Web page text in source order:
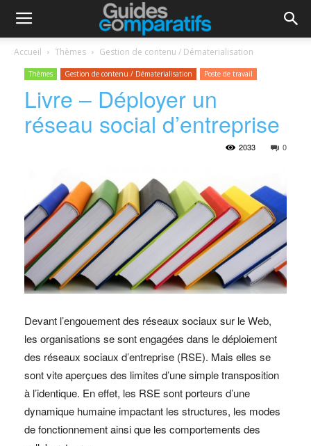
Accueil Thèmes Gestion de contenu / Dématerialisation
Thèmes Gestion de contenu / Dématerialisation Poste de travail
Livre – Déployer un
réseau social d’entreprise
0
2033
Devant l’engouement des réseaux sociaux sur le Web,
les organisations se sont engagées dans le déploiement
des réseaux sociaux d’entreprise (RSE). Mais elles se
sont vite aperçues des limites d’une simple transposition
à l’identique. En effet, les RSE sont porteurs d’une
dynamique humaine impactant les structures, les modes
de fonctionnement ainsi que les comportements des